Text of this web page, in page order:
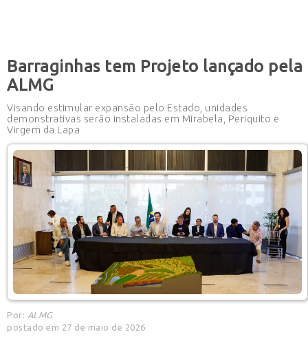
Barraginhas tem Projeto lançado pela
ALMG
Visando estimular expansão pelo Estado, unidades
demonstrativas serão instaladas em Mirabela, Periquito e
Virgem da Lapa
Por: ALMG
postado em 27 de maio de 2026